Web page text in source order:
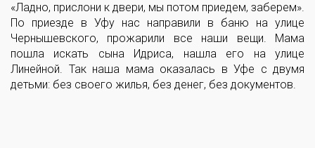
«Ладно, прислони к двери, мы потом приедем, заберем».
По приезде в Уфу нас направили в баню на улице
Чернышевского, прожарили все наши вещи. Мама
пошла искать сына Идриса, нашла его на улице
Линейной. Так наша мама оказалась в Уфе с двумя
детьми: без своего жилья, без денег, без документов.